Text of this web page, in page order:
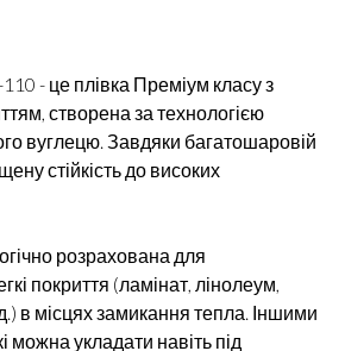
- це плівка Преміум класу з
створена за технологією
вуглецю. Завдяки багатошаровій
стійкість до високих
розрахована для
покриття (ламінат, лінолеум,
в місцях замикання тепла. Іншими
можна укладати навіть під